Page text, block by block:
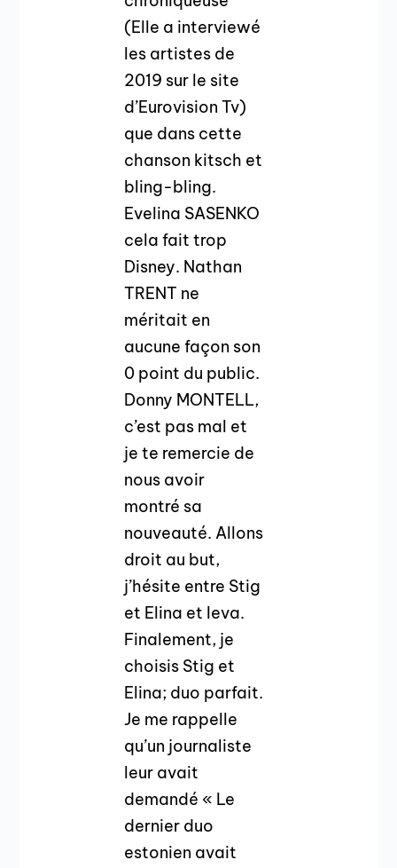
(Elle a interviewé
les artistes de
2019 sur le site
d’Eurovision Tv)
que dans cette
chanson kitsch et
bling-bling.
Evelina SASENKO
cela fait trop
Disney. Nathan
TRENT ne
méritait en
aucune façon son
0 point du public.
Donny MONTELL,
c’est pas mal et
je te remercie de
nous avoir
montré sa
nouveauté. Allons
droit au but,
j’hésite entre Stig
et Elina et Ieva.
Finalement, je
choisis Stig et
Elina; duo parfait.
Je me rappelle
qu’un journaliste
leur avait
demandé « Le
dernier duo
estonien avait